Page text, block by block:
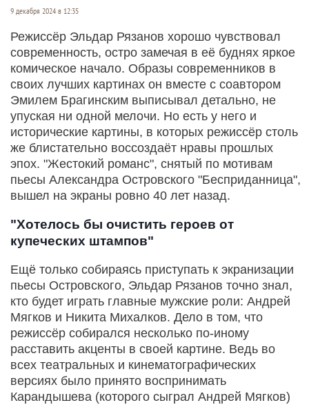
9 декабря 2024 в 12:35
Режиссёр Эльдар Рязанов хорошо чувствовал
современность, остро замечая в её буднях яркое
комическое начало. Образы современников в
своих лучших картинах он вместе с соавтором
Эмилем Брагинским выписывал детально, не
упуская ни одной мелочи. Но есть у него и
исторические картины, в которых режиссёр столь
же блистательно воссоздаёт нравы прошлых
эпох. "Жестокий романс", снятый по мотивам
пьесы Александра Островского "Бесприданница",
вышел на экраны ровно 40 лет назад.
"Хотелось бы очистить героев от
купеческих штампов"
Ещё только собираясь приступать к экранизации
пьесы Островского, Эльдар Рязанов точно знал,
кто будет играть главные мужские роли: Андрей
Мягков и Никита Михалков. Дело в том, что
режиссёр собирался несколько по-иному
расставить акценты в своей картине. Ведь во
всех театральных и кинематографических
версиях было принято воспринимать
Карандышева (которого сыграл Андрей Мягков)